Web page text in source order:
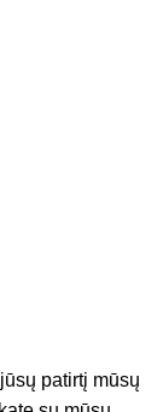
patirtį mūsų